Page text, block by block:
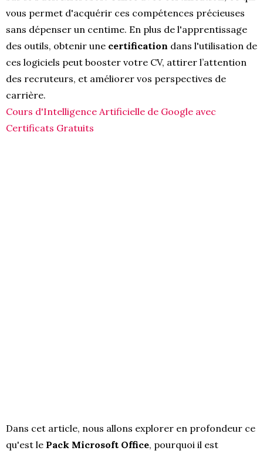
vous permet d'acquérir ces compétences précieuses
sans dépenser un centime. En plus de l'apprentissage
des outils, obtenir une certification dans l'utilisation de
ces logiciels peut booster votre CV, attirer l’attention
des recruteurs, et améliorer vos perspectives de
carrière.
Cours d'Intelligence Artificielle de Google avec
Certificats Gratuits
Dans cet article, nous allons explorer en profondeur ce
qu'est le Pack Microsoft Office, pourquoi il est